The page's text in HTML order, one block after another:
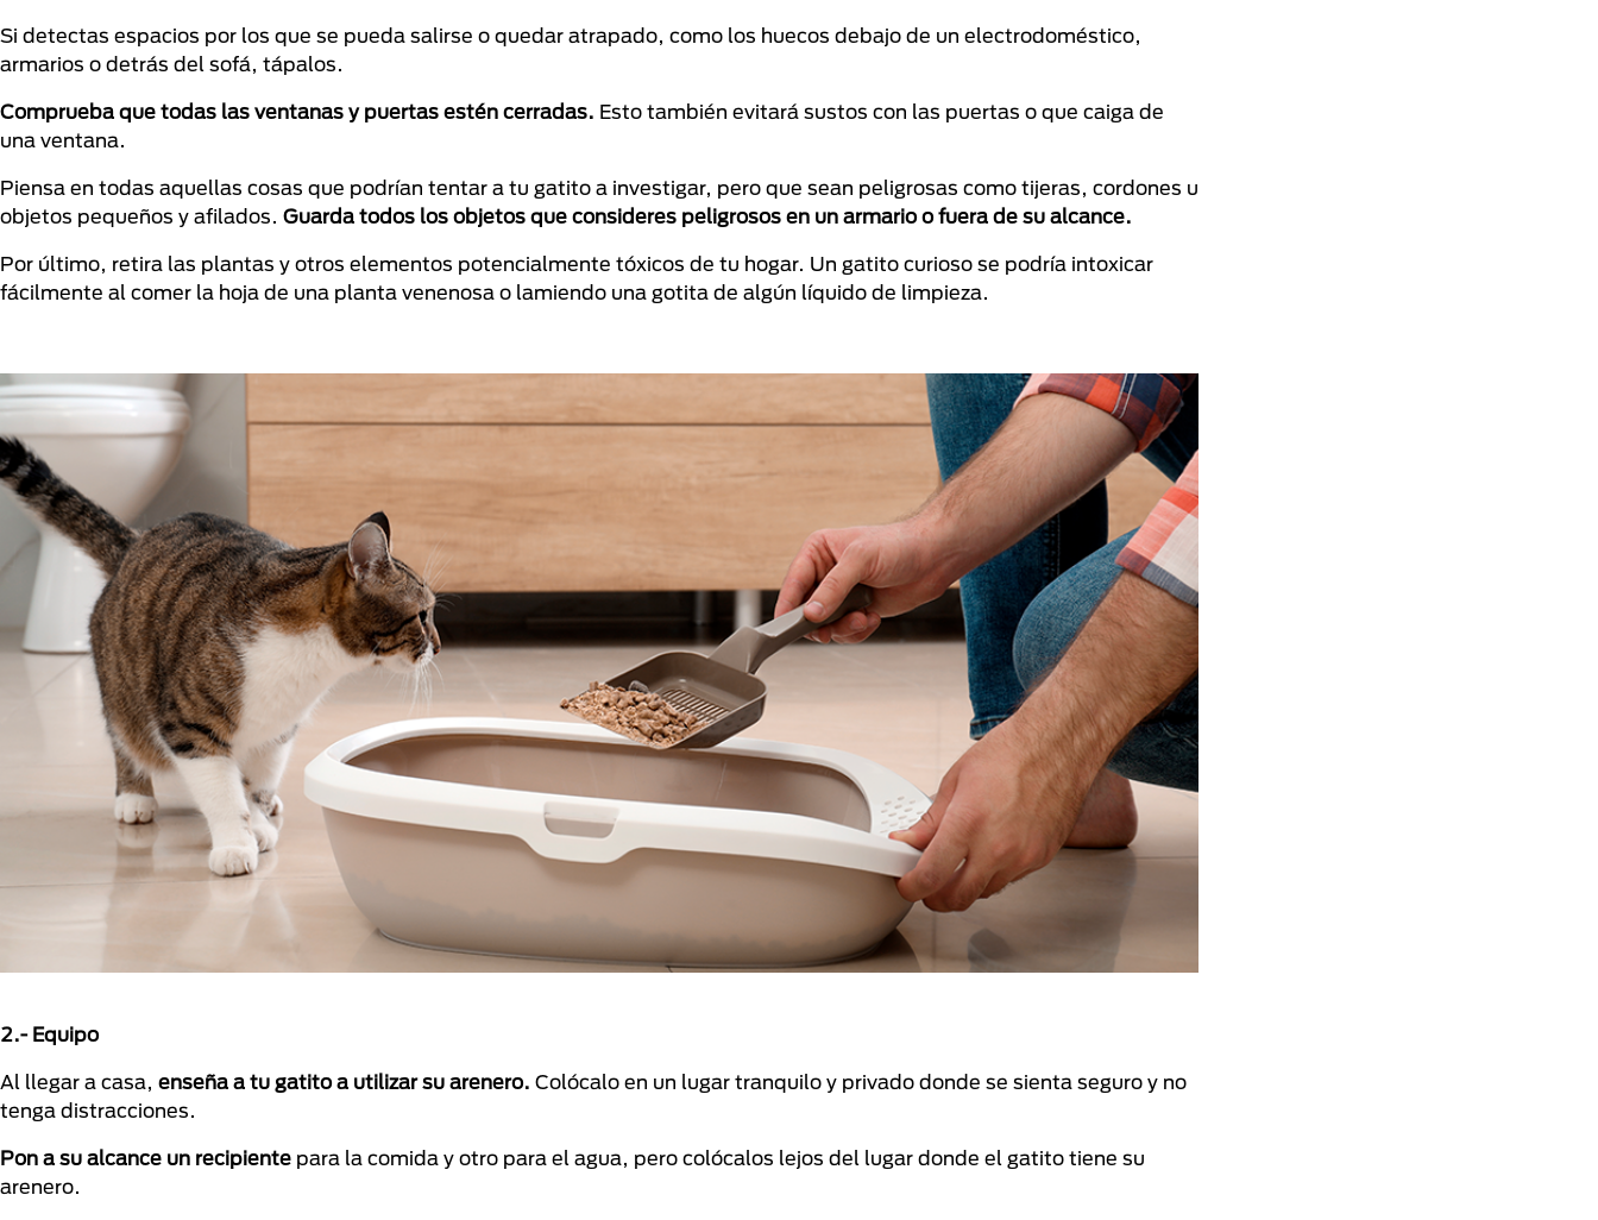
Si detectas espacios por los que se pueda salirse o quedar atrapado, como los huecos debajo de un electrodoméstico,
armarios o detrás del sofá, tápalos.
Comprueba que todas las ventanas y puertas estén cerradas. Esto también evitará sustos con las puertas o que caiga de
una ventana.
Piensa en todas aquellas cosas que podrían tentar a tu gatito a investigar, pero que sean peligrosas como tijeras, cordones u
objetos pequeños y afilados. Guarda todos los objetos que consideres peligrosos en un armario o fuera de su alcance.
Por último, retira las plantas y otros elementos potencialmente tóxicos de tu hogar. Un gatito curioso se podría intoxicar
fácilmente al comer la hoja de una planta venenosa o lamiendo una gotita de algún líquido de limpieza.
2.- Equipo
Al llegar a casa, enseña a tu gatito a utilizar su arenero. Colócalo en un lugar tranquilo y privado donde se sienta seguro y no
tenga distracciones.
Pon a su alcance un recipiente para la comida y otro para el agua, pero colócalos lejos del lugar donde el gatito tiene su
arenero.